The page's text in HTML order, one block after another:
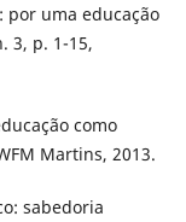
por uma educação
3, p. 1-15,
como
Martins, 2013.
sabedoria